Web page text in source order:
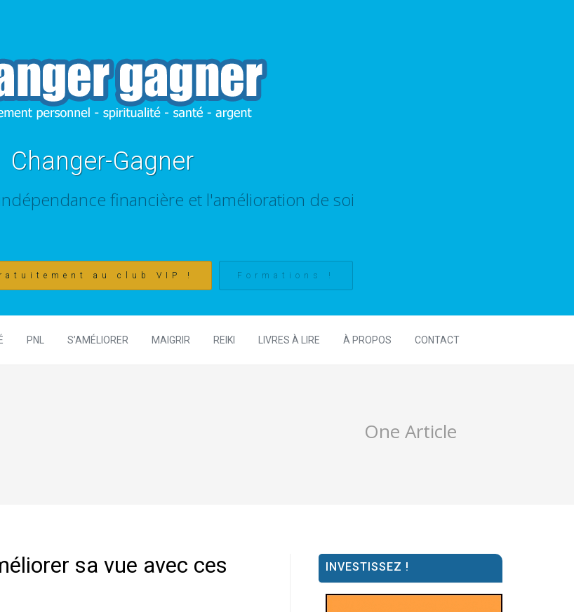
Changer-Gagner
financière et l'amélioration de soi
au club VIP ! Formations !
PNL S’AMÉLIORER MAIGRIR REIKI LIVRES À LIRE À PROPOS CONTACT
One Article
sa vue avec ces
INVESTISSEZ !